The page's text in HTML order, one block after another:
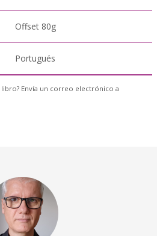
Offset 80g
Portugués
libro? Envía un correo electrónico a